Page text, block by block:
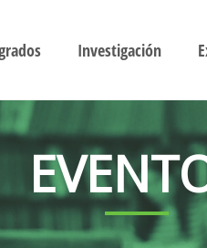
Investigación